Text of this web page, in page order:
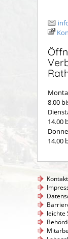
8.00
14.00
14.00
leichte